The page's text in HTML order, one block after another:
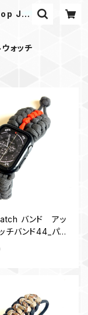
JKI
ォッチ
バンド アッ
チバンド44_パラ
グレーオレンジ